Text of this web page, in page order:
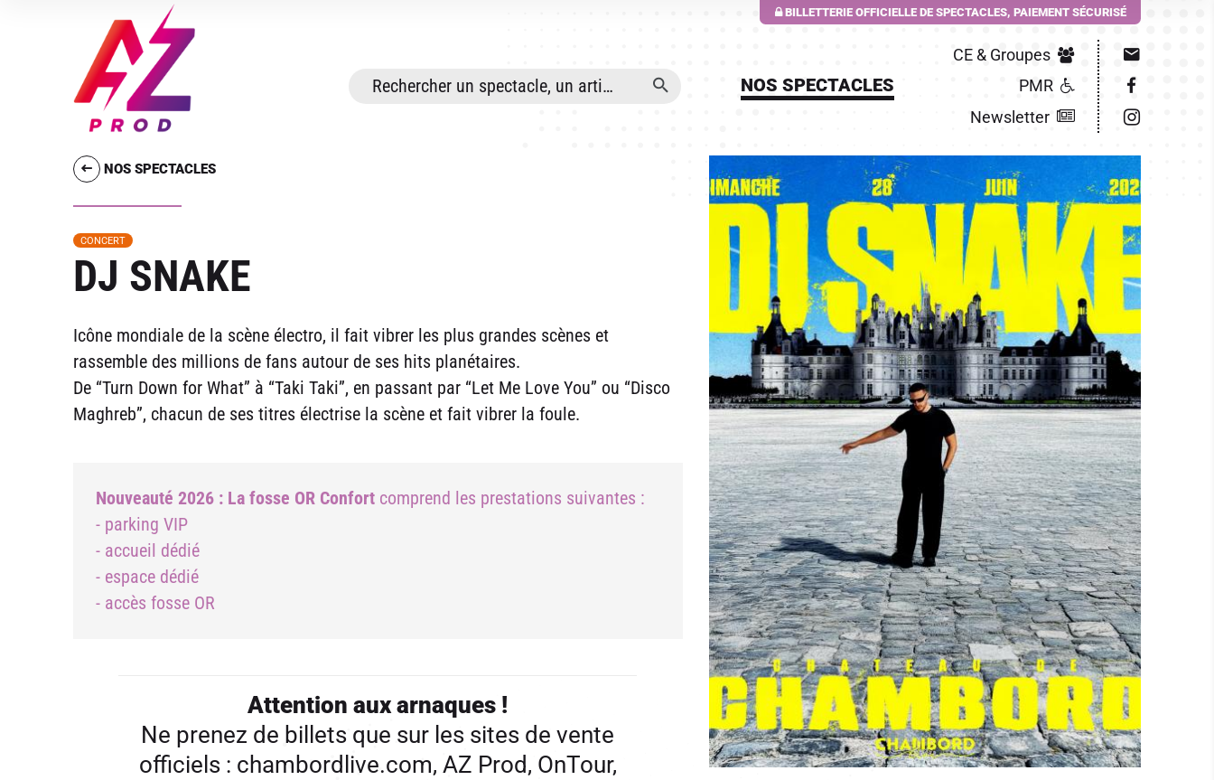
BILLETTERIE OFFICIELLE DE SPECTACLES, PAIEMENT SÉCURISÉ
NOS SPECTACLES
CE & Groupes
PMR
Newsletter
NOS SPECTACLES
CONCERT
DJ SNAKE
Icône mondiale de la scène électro, il fait vibrer les plus grandes scènes et
rassemble des millions de fans autour de ses hits planétaires.
De “Turn Down for What” à “Taki Taki”, en passant par “Let Me Love You” ou “Disco
Maghreb”, chacun de ses titres électrise la scène et fait vibrer la foule.
Nouveauté 2026 : La fosse OR Confort comprend les prestations suivantes :
- parking VIP
- accueil dédié
- espace dédié
- accès fosse OR
Attention aux arnaques !
Ne prenez de billets que sur les sites de vente
officiels : chambordlive.com, AZ Prod, OnTour,